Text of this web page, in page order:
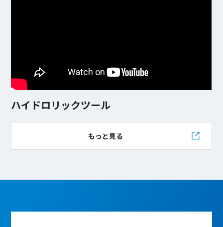
ハイドロリックツール
もっと見る